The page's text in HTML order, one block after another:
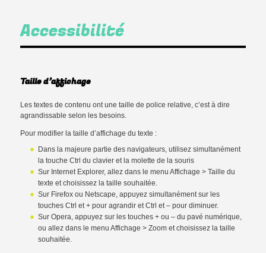
Me former – travailler
Me protéger
Accessibilité
Taille d’affichage
Les textes de contenu ont une taille de police relative, c’est à dire
agrandissable selon les besoins.
Pour modifier la taille d’affichage du texte :
Dans la majeure partie des navigateurs, utilisez simultanément
la touche Ctrl du clavier et la molette de la souris
Sur Internet Explorer, allez dans le menu Affichage > Taille du
texte et choisissez la taille souhaitée.
Sur Firefox ou Netscape, appuyez simultanément sur les
touches Ctrl et + pour agrandir et Ctrl et – pour diminuer.
Sur Opera, appuyez sur les touches + ou – du pavé numérique,
ou allez dans le menu Affichage > Zoom et choisissez la taille
souhaitée.